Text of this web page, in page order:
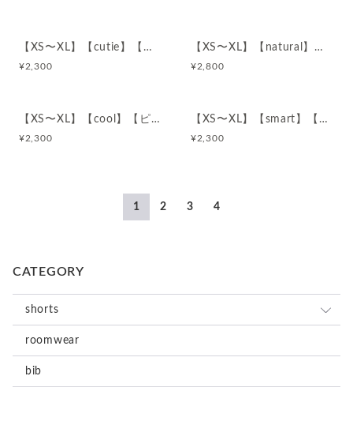
【XS〜XL】【cutie】【ピンク】コットン100%ショーツ
¥2,300
【XS〜XL】【natural】【ピンク】コットン100%ショーツ
¥2,800
【XS〜XL】【cool】【ピンク】コットン100%ショーツ
¥2,300
【XS〜XL】【smart】【ピンク】コットン100%ショーツ
¥2,300
1 2 3 4
CATEGORY
shorts
roomwear
roomwear
bib